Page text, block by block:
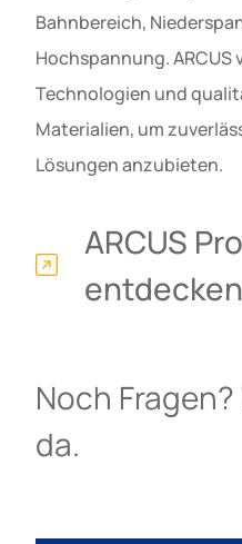
Bahnbereich,
Hochspannung.
Technologien und
Materialien, um
Lösungen anzubieten.
ARCUS
entdecken
Noch
da.